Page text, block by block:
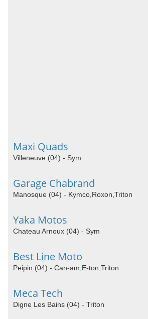
Maxi Quads
Villeneuve (04) - Sym
Garage Chabrand
Manosque (04) - Kymco,Roxon,Triton
Yaka Motos
Chateau Arnoux (04) - Sym
Best Line Moto
Peipin (04) - Can-am,E-ton,Triton
Meca Tech
Digne Les Bains (04) - Triton